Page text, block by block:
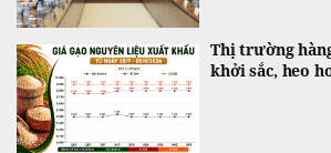
Thị trường
khởi sắc, heo